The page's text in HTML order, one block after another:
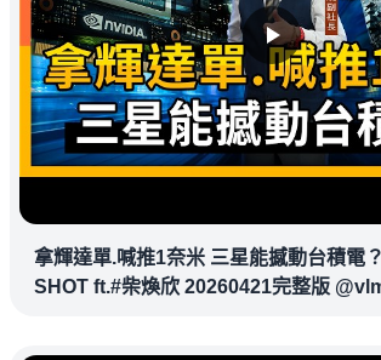
拿輝達單.喊推1奈米 三星能撼動台積電
SHOT ft.#柴煥欣 20260421完整版